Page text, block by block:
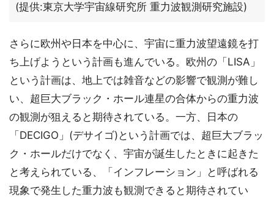
(提供:東京大学宇宙線研究所 重力波観測研究施設)
さらに欧州や日本を中心に、宇宙に重力波望遠鏡を打
ち上げようという計画も進んでいる。欧州の「LISA」
という計画は、地上では雑音などの影響で観測が難し
い、超巨大ブラック・ホール連星の合体からの重力波
の観測が狙えると期待されている。一方、日本の
「DECIGO」(デサイゴ)という計画では、超巨大ブラッ
ク・ホールだけでなく、宇宙が誕生したときに起きた
と考えられている、「インフレーション」と呼ばれる
現象で発生した重力波も観測できると期待されてい